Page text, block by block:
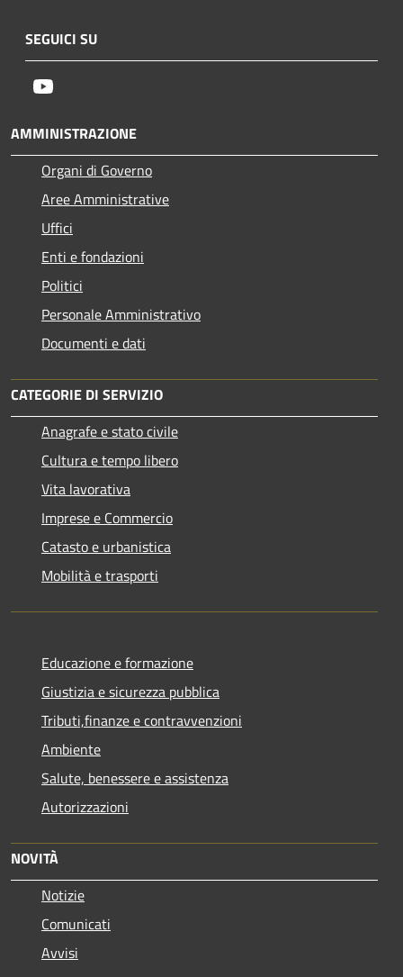
SEGUICI SU
AMMINISTRAZIONE
Organi di Governo
Aree Amministrative
Uffici
Enti e fondazioni
Politici
Personale Amministrativo
Documenti e dati
CATEGORIE DI SERVIZIO
Anagrafe e stato civile
Cultura e tempo libero
Vita lavorativa
Imprese e Commercio
Catasto e urbanistica
Mobilità e trasporti
Educazione e formazione
Giustizia e sicurezza pubblica
Tributi,finanze e contravvenzioni
Ambiente
Salute, benessere e assistenza
Autorizzazioni
NOVITÀ
Notizie
Comunicati
Avvisi